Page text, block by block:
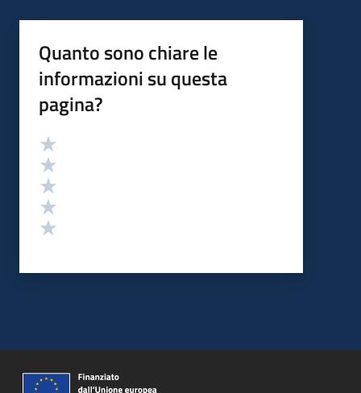
Quanto sono chiare le
informazioni su questa
pagina?
Valutazione